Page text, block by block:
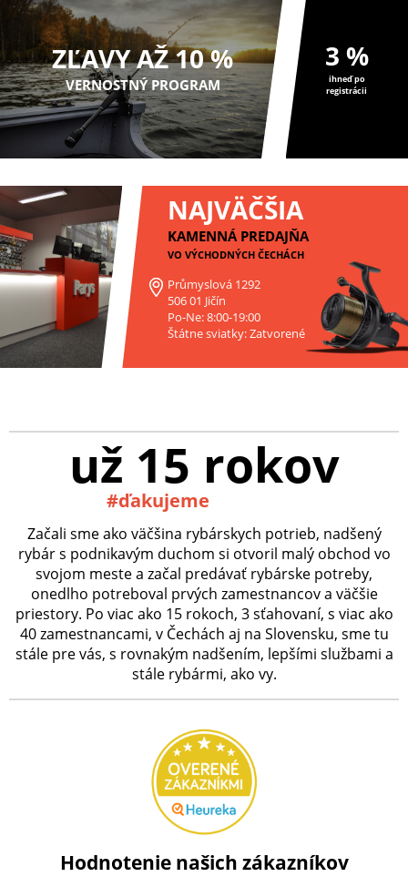
ZĽAVY AŽ 10 %
VERNOSTNÝ PROGRAM
3 %
ihneď po
registrácii
NAJVÄČŠIA
KAMENNÁ PREDAJŇA
VO VÝCHODNÝCH ČECHÁCH
Průmyslová 1292
506 01 Jičín
Po-Ne: 8:00-19:00
Štátne sviatky: Zatvorené
už 15 rokov
#ďakujeme
Začali sme ako väčšina rybárskych potrieb, nadšený
rybár s podnikavým duchom si otvoril malý obchod vo
svojom meste a začal predávať rybárske potreby,
onedlho potreboval prvých zamestnancov a väčšie
priestory. Po viac ako 15 rokoch, 3 sťahovaní, s viac ako
40 zamestnancami, v Čechách aj na Slovensku, sme tu
stále pre vás, s rovnakým nadšením, lepšími službami a
stále rybármi, ako vy.
Hodnotenie našich zákazníkov